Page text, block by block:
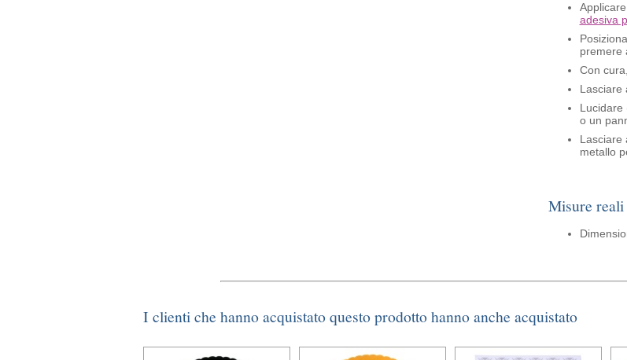
adesiva
premere
Con
Lasciare
Lucidare
o un
Lasciare
metallo
Misure reali
I clienti che hanno acquistato questo prodotto hanno anche acquistato